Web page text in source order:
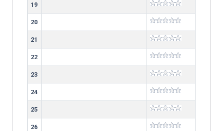
19
20
21
22
23
24
25
26